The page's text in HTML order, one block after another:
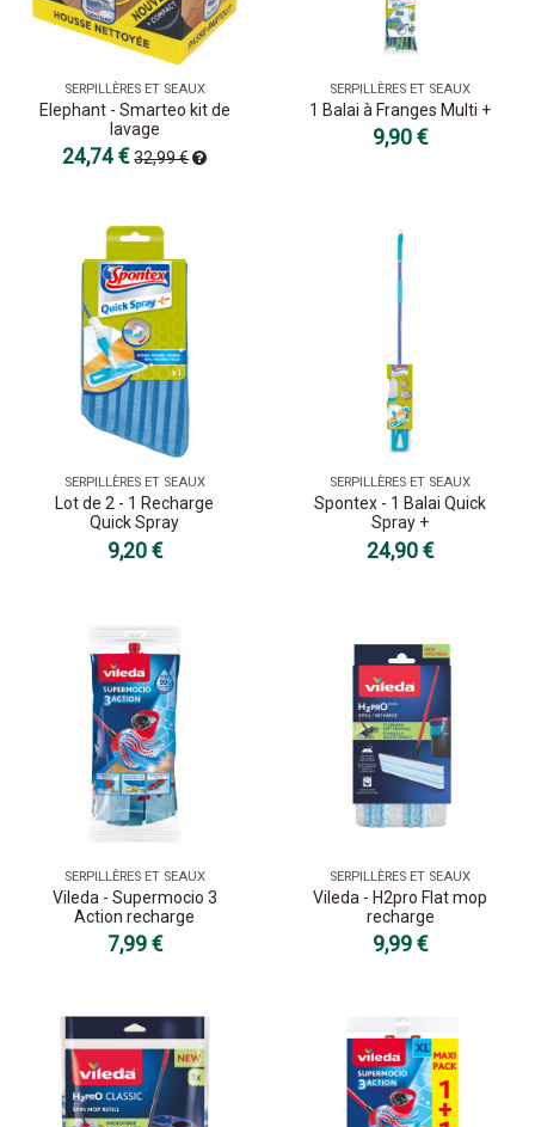
SERPILLÈRES ET SEAUX
Elephant - Smarteo kit de
lavage
24,74 €32,99 €
SERPILLÈRES ET SEAUX
1 Balai à Franges Multi +
9,90 €
SERPILLÈRES ET SEAUX
Lot de 2 - 1 Recharge
Quick Spray
9,20 €
SERPILLÈRES ET SEAUX
Spontex - 1 Balai Quick
Spray +
24,90 €
SERPILLÈRES ET SEAUX
Vileda - Supermocio 3
Action recharge
7,99 €
SERPILLÈRES ET SEAUX
Vileda - H2pro Flat mop
recharge
9,99 €